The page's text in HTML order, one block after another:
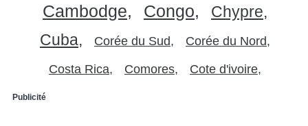
Cambodge
Congo
Chypre
Cuba
Corée du Sud Corée du Nord
Costa Rica Comores Cote d'ivoire
Publicité